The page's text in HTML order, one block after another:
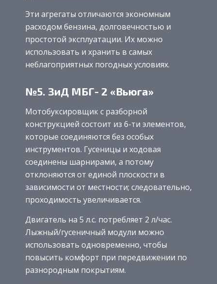
Эти агрегаты отличаются экономным
расходом бензина, долговечностью и
простотой эксплуатации. Их можно
использовать и хранить в самых
неблагоприятных погодных условиях.
№5. ЗиД МБГ- 2 «Вьюга»
Мотобуксировщик с разборной
конструкцией состоит из 6-ти элементов,
которые соединяются без особых
инструментов. Гусеницы и ходовая
соединены шарнирами, а потому
отклоняются от единой плоскости в
зависимости от местности; следовательно,
проходимость увеличивается.
Двигатель на 5 л.с. потребляет 2 л/час.
Лыжный/гусеничный модули можно
использовать одновременно, чтобы
повысить комфорт при передвижении по
разнородным покрытиям.